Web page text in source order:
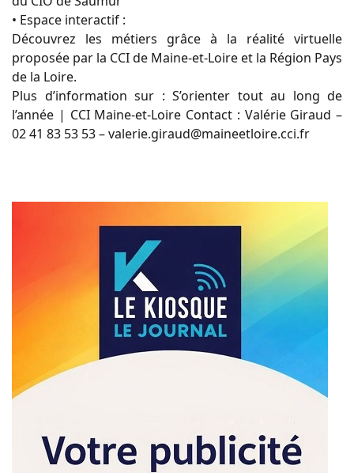
• Espace interactif :
Découvrez les métiers grâce à la réalité virtuelle
proposée par la CCI de Maine-et-Loire et la Région Pays
de la Loire.
Plus d’information sur : S’orienter tout au long de
l’année | CCI Maine-et-Loire Contact : Valérie Giraud –
02 41 83 53 53 – valerie.giraud@maineetloire.cci.fr